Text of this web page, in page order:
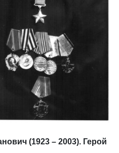
(1923 – 2003). Герой